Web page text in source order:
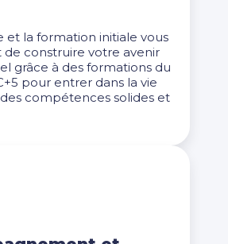
et la formation initiale vous
construire votre avenir
grâce à des formations du
pour entrer dans la vie
compétences solides et